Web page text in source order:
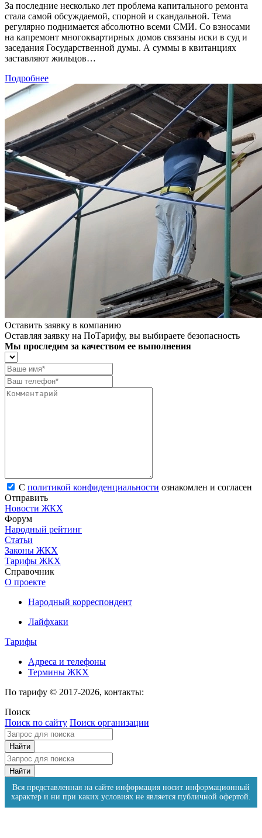
За последние несколько лет проблема капитального ремонта
стала самой обсуждаемой, спорной и скандальной. Тема
регулярно поднимается абсолютно всеми СМИ. Со взносами
на капремонт многоквартирных домов связаны иски в суд и
заседания Государственной думы. А суммы в квитанциях
заставляют жильцов…
Подробнее
Оставить заявку в компанию
Оставляя заявку на ПоТарифу, вы выбираете безопасность
Мы проследим за качеством ее выполнения
С политикой конфиденциальности ознакомлен и согласен
Отправить
Новости ЖКХ
Форум
Народный рейтинг
Статьи
Законы ЖКХ
Тарифы ЖКХ
Справочник
О проекте
Народный корреспондент
Лайфхаки
Тарифы
Адреса и телефоны
Термины ЖКХ
По тарифу © 2017-2026, контакты:
Поиск
Поиск по сайту Поиск организации
Вся представленная на сайте информация носит информационный
характер и ни при каких условиях не является публичной офертой.